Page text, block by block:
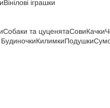
Вінілові іграшки
Собаки та цуценятаСовиКачки
КилимкиПодушки